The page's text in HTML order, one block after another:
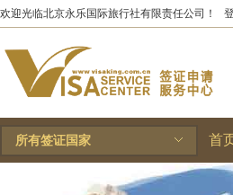
欢迎光临北京永乐国际旅行社有限责任公司！
所有签证国家 首